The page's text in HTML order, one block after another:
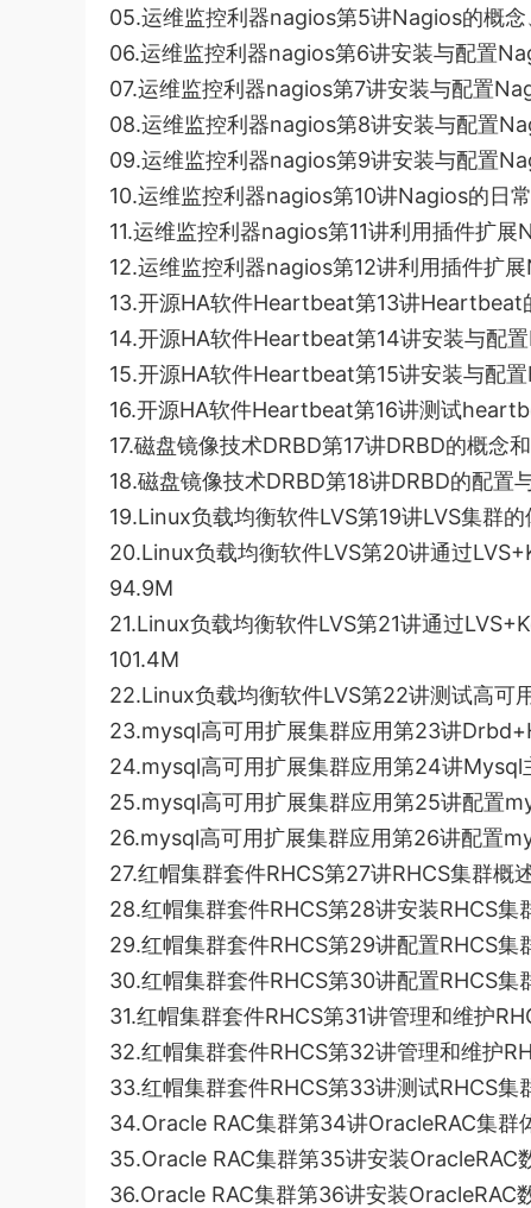
05.运维监控利器nagios第5讲Nagios的概
06.运维监控利器nagios第6讲安装与配置
07.运维监控利器nagios第7讲安装与配置
08.运维监控利器nagios第8讲安装与配置
09.运维监控利器nagios第9讲安装与配置
10.运维监控利器nagios第10讲Nagios的
11.运维监控利器nagios第11讲利用插件扩
12.运维监控利器nagios第12讲利用插件扩
13.开源HA软件Heartbeat第13讲
14.开源HA软件Heartbeat第14讲安装与
15.开源HA软件Heartbeat第15讲安装与
16.开源HA软件Heartbeat第16讲测试
17.磁盘镜像技术DRBD第17讲DRBD的概
18.磁盘镜像技术DRBD第18讲DRBD的配
19.Linux负载均衡软件LVS第19讲LVS集群
20.Linux负载均衡软件LVS第20讲通过
94.9M
21.Linux负载均衡软件LVS第21讲通过
101.4M
22.Linux负载均衡软件LVS第22讲测试高
23.mysql高可用扩展集群应用第23讲
24.mysql高可用扩展集群应用第24讲
25.mysql高可用扩展集群应用第25讲配
26.mysql高可用扩展集群应用第26讲配置
27.红帽集群套件RHCS第27讲RHCS集群
28.红帽集群套件RHCS第28讲安装RHCS
29.红帽集群套件RHCS第29讲配置RHCS
30.红帽集群套件RHCS第30讲配置RHCS
31.红帽集群套件RHCS第31讲管理和维护
32.红帽集群套件RHCS第32讲管理和维护
33.红帽集群套件RHCS第33讲测试RHCS
34.Oracle RAC集群第34讲OracleRAC集
35.Oracle RAC集群第35讲安装
36.Oracle RAC集群第36讲安装